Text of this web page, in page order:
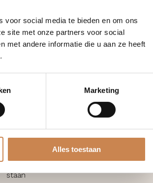
voor social media te bieden en om ons
site met onze partners voor social
met andere informatie die u aan ze heeft
Marketing
Alles toestaan
• Energiek, inspirerend en
• Zelfstandig, resultaatgericht en
• Je geniet van afwisseling en van
• Een inspirerende werkomgeving met
topmerken
• Directe samenwerking met
• Een functie vol afwisseling en
• Veel vrijheid en ruimte voor eigen
• Een omgeving waarin kennisdeling,
staan